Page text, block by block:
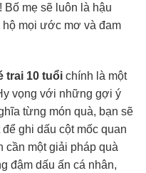
Bố mẹ sẽ luôn là hậu
mọi ước mơ và đam
trai 10 tuổi chính là một
vọng với những gợi ý
từng món quà, bạn sẽ
ghi dấu cột mốc quan
cần một giải pháp quà
đậm dấu ấn cá nhân,